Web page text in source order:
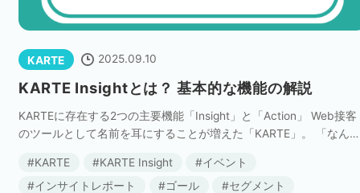
KARTE 2025.09.10
KARTE Insightとは？ 基本的な機能の解説
KARTEに存在する2つの主要機能「Insight」と「Action」 Web接客
のツールとして名前を耳にすることが増えた「KARTE」。 「なんと
持っている方 […]
KARTE KARTE Insight
イベント
インサイトレポート
ゴール
セグメント